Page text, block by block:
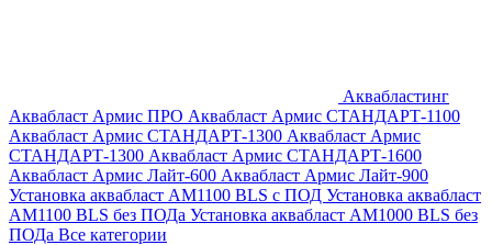
Аквабластинг
Аквабласт Армис ПРО Аквабласт Армис СТАНДАРТ-1100
Аквабласт Армис СТАНДАРТ-1300 Аквабласт Армис
СТАНДАРТ-1300 Аквабласт Армис СТАНДАРТ-1600
Аквабласт Армис Лайт-600 Аквабласт Армис Лайт-900
Установка аквабласт AM1100 BLS с ПОД Установка аквабласт
AM1100 BLS без ПОДа Установка аквабласт AM1000 BLS без
ПОДа Все категории